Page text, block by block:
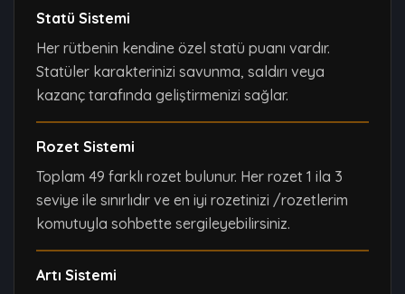
Statü Sistemi
Her rütbenin kendine özel statü puanı vardır.
Statüler karakterinizi savunma, saldırı veya
kazanç tarafında geliştirmenizi sağlar.
Rozet Sistemi
Toplam 49 farklı rozet bulunur. Her rozet 1 ila 3
seviye ile sınırlıdır ve en iyi rozetinizi /rozetlerim
komutuyla sohbette sergileyebilirsiniz.
Artı Sistemi